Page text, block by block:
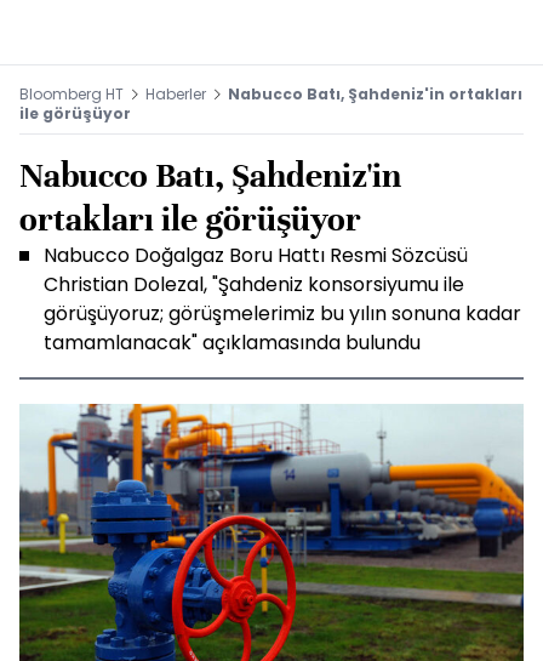
Bloomberg HT Haberler
Nabucco Batı, Şahdeniz'in ortakları
ile görüşüyor
Nabucco Batı, Şahdeniz'in
ortakları ile görüşüyor
Nabucco Doğalgaz Boru Hattı Resmi Sözcüsü
Christian Dolezal, "Şahdeniz konsorsiyumu ile
görüşüyoruz; görüşmelerimiz bu yılın sonuna kadar
tamamlanacak" açıklamasında bulundu